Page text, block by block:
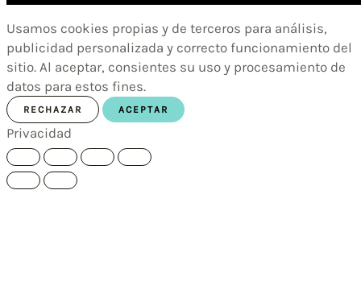
Usamos cookies propias y de terceros para análisis,
publicidad personalizada y correcto funcionamiento del
sitio. Al aceptar, consientes su uso y procesamiento de
datos para estos fines.
RECHAZAR ACEPTAR
Privacidad